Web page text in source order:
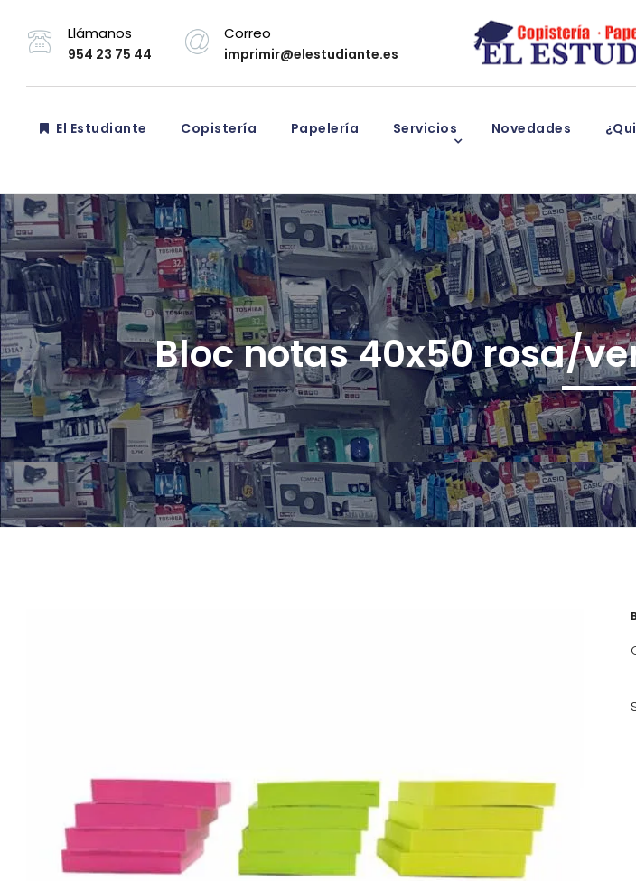
Llámanos
954 23 75 44
Correo
imprimir@elestudiante.es
El Estudiante Copistería Papelería Servicios Novedades
Bloc notas 40x50 rosa/